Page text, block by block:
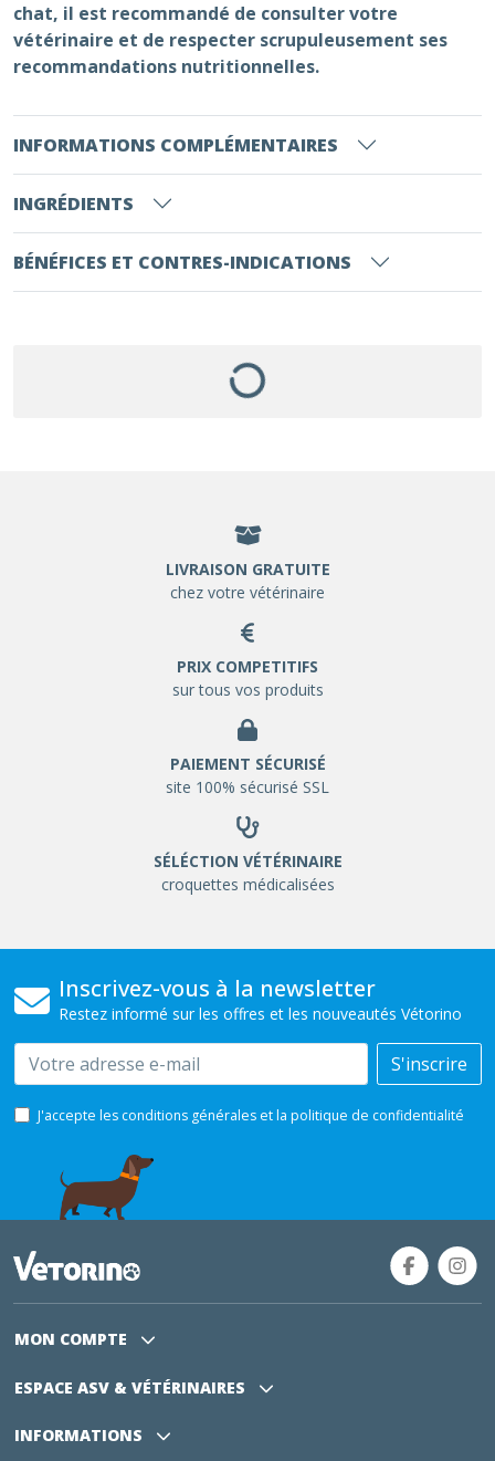
chat, il est recommandé de consulter votre
vétérinaire et de respecter scrupuleusement ses
recommandations nutritionnelles.
INFORMATIONS COMPLÉMENTAIRES
INGRÉDIENTS
BÉNÉFICES ET CONTRES-INDICATIONS
LIVRAISON GRATUITE
chez votre vétérinaire
PRIX COMPETITIFS
sur tous vos produits
PAIEMENT SÉCURISÉ
site 100% sécurisé SSL
SÉLÉCTION VÉTÉRINAIRE
croquettes médicalisées
Inscrivez-vous à la newsletter
Restez informé sur les offres et les nouveautés Vétorino
Email S'inscrire
J'accepte les conditions générales et la politique de confidentialité
MON COMPTE
ESPACE ASV & VÉTÉRINAIRES
INFORMATIONS